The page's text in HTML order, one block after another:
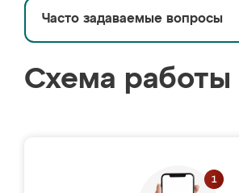
Часто задаваемые вопросы
Схема работы